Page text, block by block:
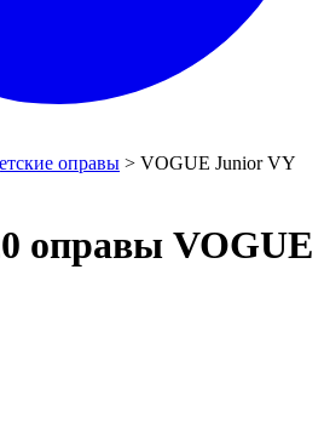
оправы > VOGUE Junior VY
оправы VOGUE